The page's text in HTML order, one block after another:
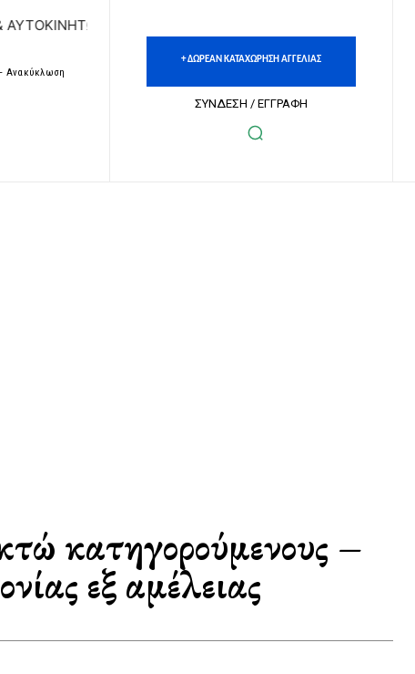
| ΔΩΡΕΑΝ ΚΑΤΑΧΩΡΗΣΗ ΑΓΓΕΛΙΩΝ ΑΚΙΝΗΤΩΝ &
Ανακύκλωση
+ ΔΩΡΕΑΝ ΚΑΤΑΧΩΡΗΣΗ ΑΓΓΕΛΙΑΣ
ΣΥΝΔΕΣΗ / ΕΓΓΡΑΦΗ
κατηγορούμενους –
εξ αμέλειας